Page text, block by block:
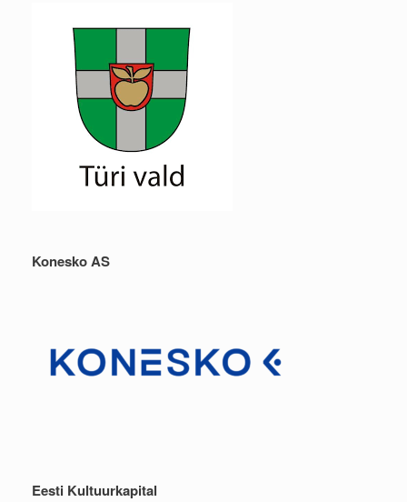
Konesko AS
Eesti Kultuurkapital